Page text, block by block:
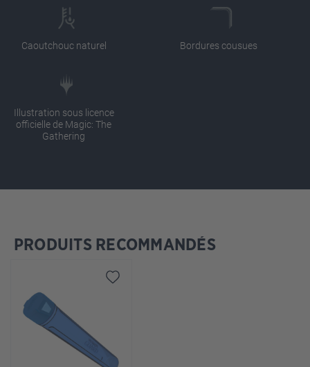
Caoutchouc naturel Bordures cousues
Illustration sous licence
officielle de Magic: The
Gathering
Ignorer la galerie de produits
PRODUITS RECOMMANDÉS